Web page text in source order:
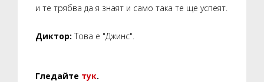
и те трябва да я знаят и само така те ще успеят.
Диктор: Това е "Джинс".
Гледайте тук.